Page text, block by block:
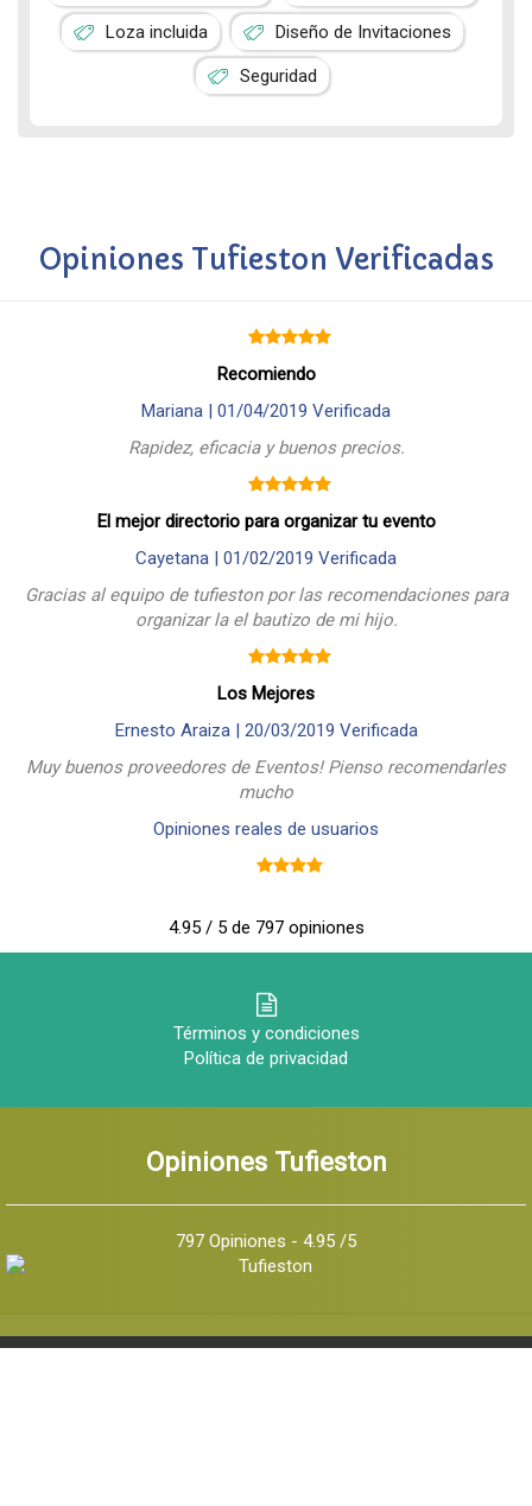
Loza incluida Diseño de Invitaciones
Seguridad
Opiniones Tufieston Verificadas
Recomiendo
Mariana | 01/04/2019 Verificada
Rapidez, eficacia y buenos precios.
El mejor directorio para organizar tu evento
Cayetana | 01/02/2019 Verificada
Gracias al equipo de tufieston por las recomendaciones para
organizar la el bautizo de mi hijo.
Los Mejores
Ernesto Araiza | 20/03/2019 Verificada
Muy buenos proveedores de Eventos! Pienso recomendarles
mucho
Opiniones reales de usuarios
4.95 / 5 de 797 opiniones
Términos y condiciones
Política de privacidad
Opiniones Tufieston
797 Opiniones - 4.95 /5